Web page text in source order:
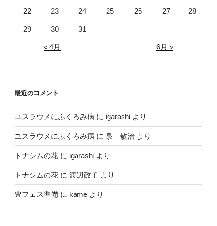
22 23 24 25 26 27 28
29 30 31
« 4月 6月 »
最近のコメント
ユスラウメにふくろみ病 に igarashi より
ユスラウメにふくろみ病 に 泉 敏治 より
トナシムの花 に igarashi より
トナシムの花 に 渡辺政子 より
豊フェス準備 に kame より